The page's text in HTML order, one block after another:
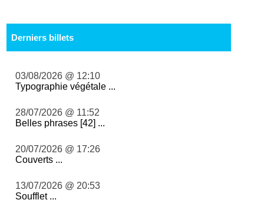
Derniers billets
03/08/2026 @ 12:10
Typographie végétale ...
28/07/2026 @ 11:52
Belles phrases [42] ...
20/07/2026 @ 17:26
Couverts ...
13/07/2026 @ 20:53
Soufflet ...